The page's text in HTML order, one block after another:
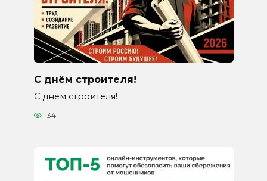
С днём строителя!
С днём строителя!
34